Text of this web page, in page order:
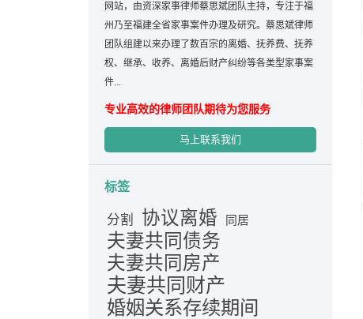
网站，由资深家事律师蔡思斌团队主持，专注于福
州乃至福建全省家事案件办理及研究。蔡思斌律师
团队组建以来办理了数百宗的离婚、抚养费、抚养
权、继承、收养、离婚后财产纠纷等各类型家事案
件...
专业高效的律师团队期待为您服务
马上联系我们
标签
分割 协议离婚 同居
夫妻共同债务
夫妻共同房产
夫妻共同财产
婚姻关系存续期间